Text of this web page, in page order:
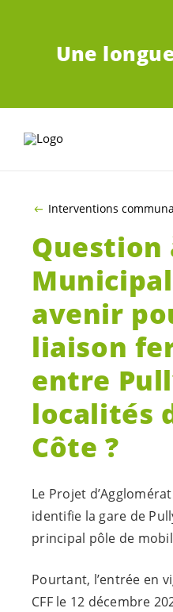
Une
Interventions
Question
avenir
liaison
entre
localités
Côte ?
Le Projet
identifie la gare de
principal pôle de
Pourtant, l’entrée en
CFF le 12 décembre